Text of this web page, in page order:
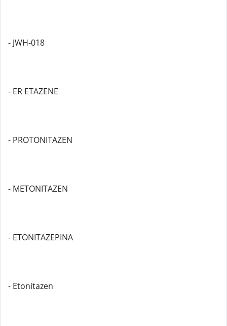
- JWH-018
- ER ETAZENE
- PROTONITAZEN
- METONITAZEN
- ETONITAZEPINA
- Etonitazen